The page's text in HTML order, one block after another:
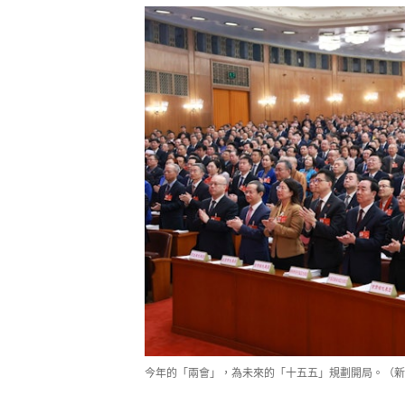
今年的「兩會」，為未來的「十五五」規劃開局。（